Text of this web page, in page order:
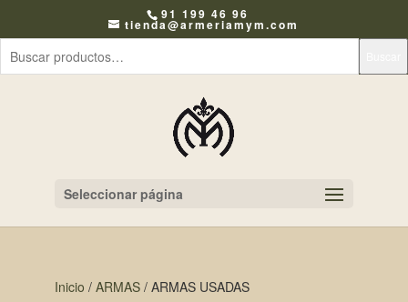
91 199 46 96
tienda@armeriamym.com
Seleccionar página
Inicio / ARMAS/ ARMAS USADAS